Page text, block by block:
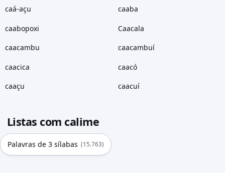
caá-açu caaba
caabopoxi Caacala
caacambu caacambuí
caacica caacó
caaçu caacuí
Listas com calime
Palavras de 3 sílabas (15.763)